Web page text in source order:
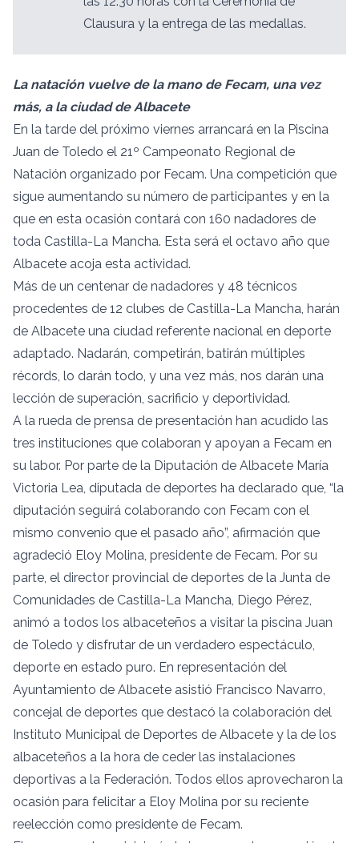
Clausura y la entrega de las medallas.
La natación vuelve de la mano de Fecam, una vez
más, a la ciudad de Albacete
En la tarde del próximo viernes arrancará en la Piscina
Juan de Toledo el 21º Campeonato Regional de
Natación organizado por Fecam. Una competición que
sigue aumentando su número de participantes y en la
que en esta ocasión contará con 160 nadadores de
toda Castilla-La Mancha. Esta será el octavo año que
Albacete acoja esta actividad.
Más de un centenar de nadadores y 48 técnicos
procedentes de 12 clubes de Castilla-La Mancha, harán
de Albacete una ciudad referente nacional en deporte
adaptado. Nadarán, competirán, batirán múltiples
récords, lo darán todo, y una vez más, nos darán una
lección de superación, sacrificio y deportividad.
A la rueda de prensa de presentación han acudido las
tres instituciones que colaboran y apoyan a Fecam en
su labor. Por parte de la Diputación de Albacete María
Victoria Lea, diputada de deportes ha declarado que, “la
diputación seguirá colaborando con Fecam con el
mismo convenio que el pasado año”, afirmación que
agradeció Eloy Molina, presidente de Fecam. Por su
parte, el director provincial de deportes de la Junta de
Comunidades de Castilla-La Mancha, Diego Pérez,
animó a todos los albaceteños a visitar la piscina Juan
de Toledo y disfrutar de un verdadero espectáculo,
deporte en estado puro. En representación del
Ayuntamiento de Albacete asistió Francisco Navarro,
concejal de deportes que destacó la colaboración del
Instituto Municipal de Deportes de Albacete y la de los
albaceteños a la hora de ceder las instalaciones
deportivas a la Federación. Todos ellos aprovecharon la
ocasión para felicitar a Eloy Molina por su reciente
reelección como presidente de Fecam.